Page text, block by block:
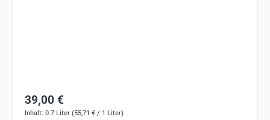
Regulärer Preis:
39,00 €
Inhalt: 0.7 Liter (55,71 € / 1 Liter)